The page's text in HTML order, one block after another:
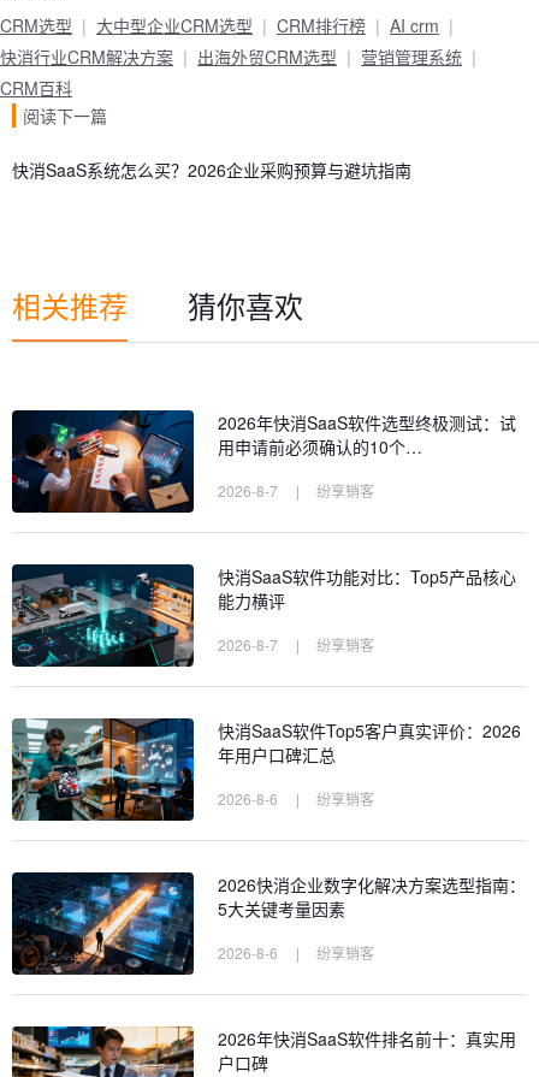
CRM选型
大中型企业CRM选型 CRM排行榜
AI crm
快消行业CRM解决方案
出海外贸CRM选型
营销管理系统
CRM百科
阅读下一篇
快消SaaS系统怎么买？2026企业采购预算与避坑指南
相关推荐 猜你喜欢
2026年快消SaaS软件选型终极测试：试
用申请前必须确认的10个…
2026-8-7 | 纷享销客
快消SaaS软件功能对比：Top5产品核心
能力横评
2026-8-7 | 纷享销客
快消SaaS软件Top5客户真实评价：2026
年用户口碑汇总
2026-8-6 | 纷享销客
2026快消企业数字化解决方案选型指南：
5大关键考量因素
2026-8-6 | 纷享销客
2026年快消SaaS软件排名前十：真实用
户口碑